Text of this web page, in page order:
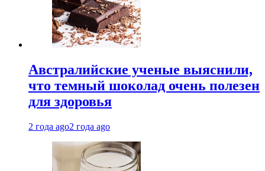
Австралийские ученые выяснили,
что темный шоколад очень полезен
для здоровья
2 года ago2 года ago